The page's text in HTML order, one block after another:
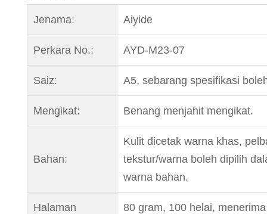
Jenama: Aiyide
Perkara No.: AYD-M23-07
Saiz: A5, sebarang spesifikasi
Mengikat: Benang menjahit mengikat.
Bahan:
Kulit dicetak warna khas,
tekstur/warna boleh dipilih
warna bahan.
Halaman
80 gram, 100 helai,